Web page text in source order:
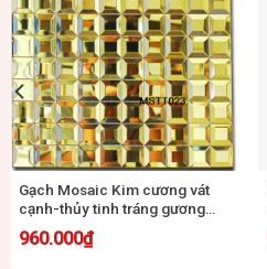
Gạch Mosaic Kim cương vát
cạnh-thủy tinh tráng gương
vàng đen 30×30 MSTT 025
960.000₫